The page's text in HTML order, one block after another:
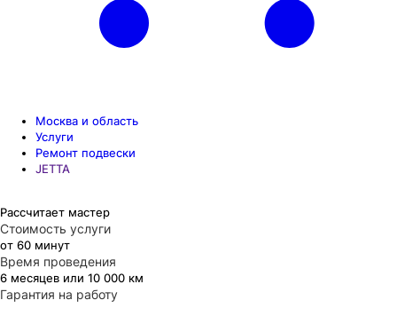
Москва и область
Услуги
Ремонт подвески
JETTA
Рассчитает мастер
Стоимость услуги
от 60 минут
Время проведения
6 месяцев или 10 000 км
Гарантия на работу